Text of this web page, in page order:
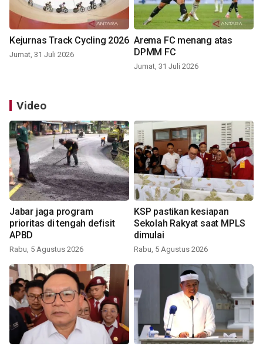
Kejurnas Track Cycling 2026
Jumat, 31 Juli 2026
Arema FC menang atas
DPMM FC
Jumat, 31 Juli 2026
Video
Jabar jaga program
prioritas di tengah defisit
APBD
Rabu, 5 Agustus 2026
KSP pastikan kesiapan
Sekolah Rakyat saat MPLS
dimulai
Rabu, 5 Agustus 2026